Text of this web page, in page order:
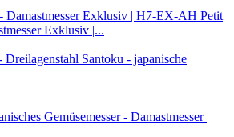
Petit
Exklusiv |...
Santoku - japanische